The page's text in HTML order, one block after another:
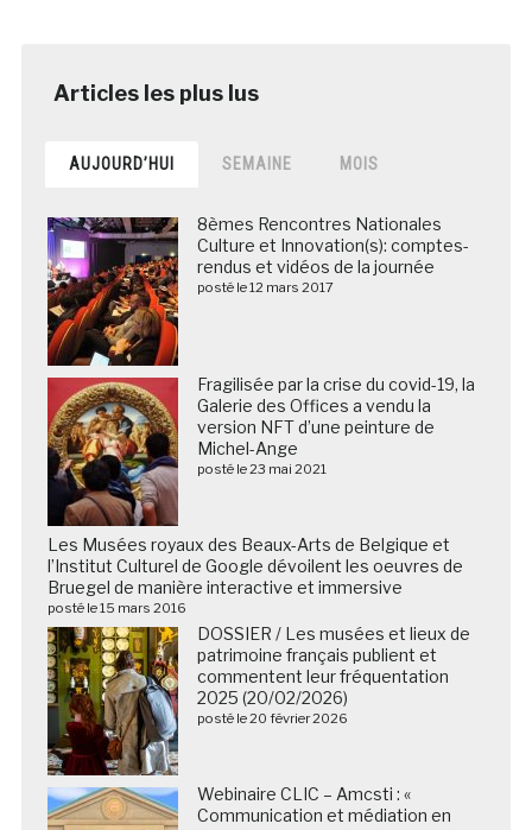
AUJOURD’HUI SEMAINE MOIS
8èmes Rencontres Nationales
Culture et Innovation(s): comptes-
rendus et vidéos de la journée
posté le 12 mars 2017
Fragilisée par la crise du covid-19, la
Galerie des Offices a vendu la
version NFT d’une peinture de
Michel-Ange
posté le 23 mai 2021
Les Musées royaux des Beaux-Arts de Belgique et
l’Institut Culturel de Google dévoilent les oeuvres de
Bruegel de manière interactive et immersive
posté le 15 mars 2016
DOSSIER / Les musées et lieux de
patrimoine français publient et
commentent leur fréquentation
2025 (20/02/2026)
posté le 20 février 2026
Webinaire CLIC – Amcsti : «
Communication et médiation en